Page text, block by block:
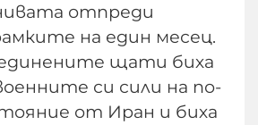
отпреди
на един месец.
щати биха
си сили на по-
от Иран и биха